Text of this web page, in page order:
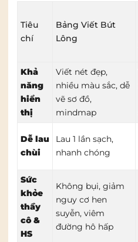
Tiêu
chí
Bảng Viết Bút
Lông
Khả
năng
hiển
thị
Viết nét đẹp,
nhiều màu sắc, dễ
vẽ sơ đồ,
mindmap
Dễ lau
chùi
Lau 1 lần sạch,
nhanh chóng
Sức
khỏe
thầy
cô &
HS
Không bụi, giảm
nguy cơ hen
suyễn, viêm
đường hô hấp